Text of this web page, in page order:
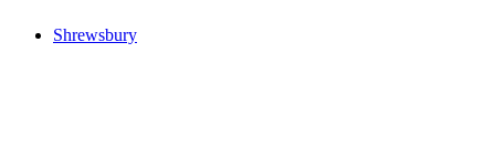
Shrewsbury